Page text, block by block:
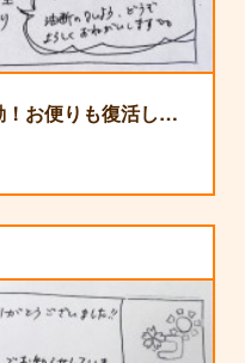
4月からカインズクラス発動！お便りも復活します！